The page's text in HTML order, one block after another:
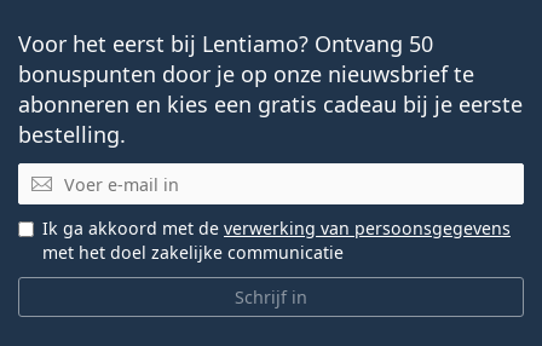
Voor het eerst bij Lentiamo? Ontvang 50
bonuspunten door je op onze nieuwsbrief te
abonneren en kies een gratis cadeau bij je eerste
bestelling.
E-mail
Schrijf in
Ik ga akkoord met de verwerking van persoonsgegevens
met het doel zakelijke communicatie